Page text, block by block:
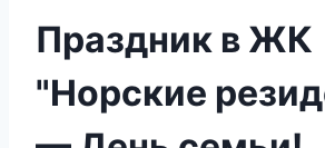
Праздник в ЖК
"Норские